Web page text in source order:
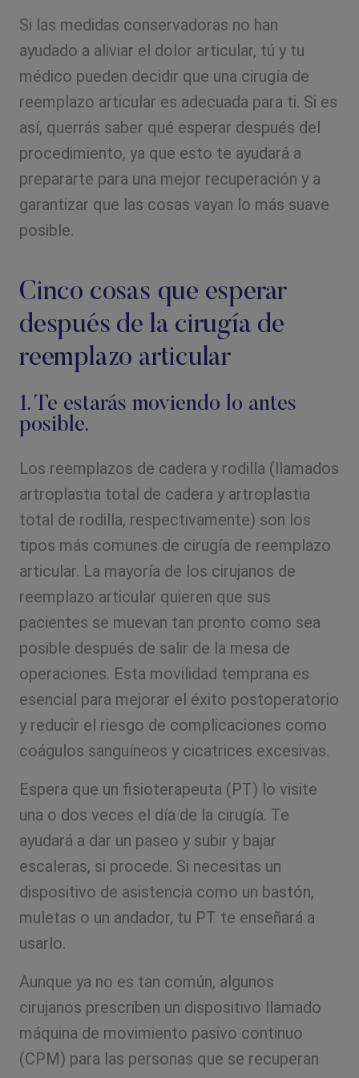
Si las medidas conservadoras no han
ayudado a aliviar el dolor articular, tú y tu
médico pueden decidir que una cirugía de
reemplazo articular es adecuada para ti. Si es
así, querrás saber qué esperar después del
procedimiento, ya que esto te ayudará a
prepararte para una mejor recuperación y a
garantizar que las cosas vayan lo más suave
posible.
Cinco cosas que esperar
después de la cirugía de
reemplazo articular
1. Te estarás moviendo lo antes
posible.
Los reemplazos de cadera y rodilla (llamados
artroplastia total de cadera y artroplastia
total de rodilla, respectivamente) son los
tipos más comunes de cirugía de reemplazo
articular. La mayoría de los cirujanos de
reemplazo articular quieren que sus
pacientes se muevan tan pronto como sea
posible después de salir de la mesa de
operaciones. Esta movilidad temprana es
esencial para mejorar el éxito postoperatorio
y reducir el riesgo de complicaciones como
coágulos sanguíneos y cicatrices excesivas.
Espera que un fisioterapeuta (PT) lo visite
una o dos veces el día de la cirugía. Te
ayudará a dar un paseo y subir y bajar
escaleras, si procede. Si necesitas un
dispositivo de asistencia como un bastón,
muletas o un andador, tu PT te enseñará a
usarlo.
Aunque ya no es tan común, algunos
cirujanos prescriben un dispositivo llamado
máquina de movimiento pasivo continuo
(CPM) para las personas que se recuperan